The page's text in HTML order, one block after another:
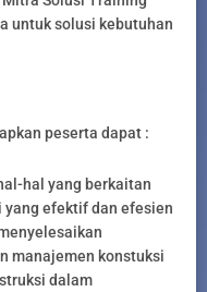
untuk solusi kebutuhan
peserta dapat :
hal yang berkaitan
efektif dan efesien
manajemen konstuksi
dalam